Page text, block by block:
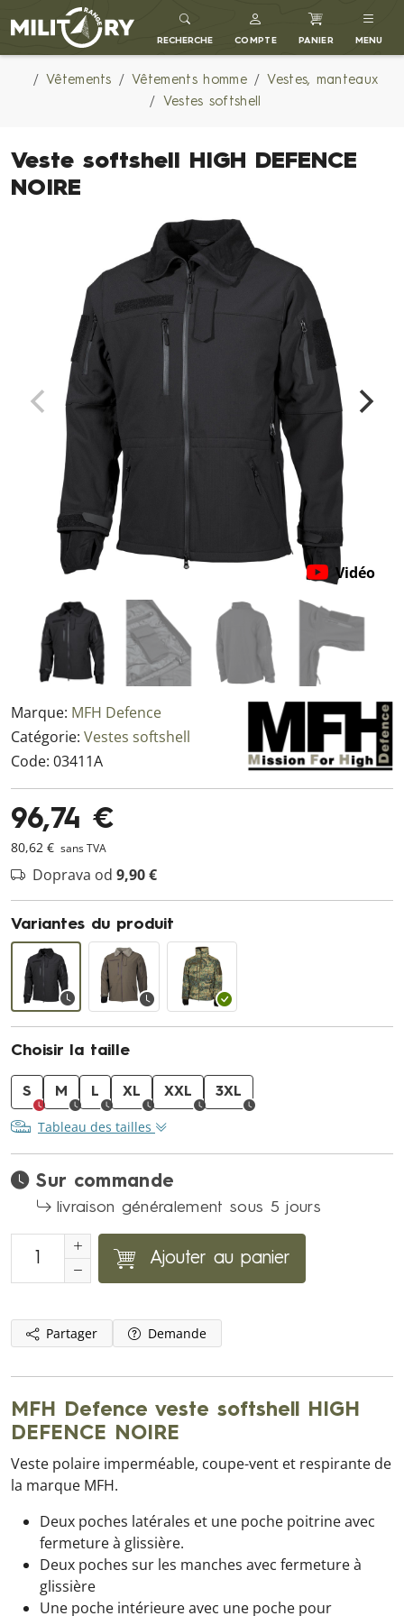
MILITARY RANGE FR
RECHERCHE COMPTE PANIER MENU
Vêtements Vêtements homme
Vestes, manteaux
Vestes softshell
Veste softshell HIGH DEFENCE
NOIRE
Vidéo
Marque: MFH Defence
Catégorie: Vestes softshell
Code: 03411A
96,74 €
80,62 € sans TVA
Doprava od 9,90 €
Variantes du produit
Choisir la taille
S M L XL XXL 3XL
Tableau des tailles
Sur commande
livraison généralement sous 5 jours
Ajouter au panier
Partager Demande
MFH Defence veste softshell HIGH
DEFENCE NOIRE
Veste polaire imperméable, coupe-vent et respirante de
la marque MFH.
Deux poches latérales et une poche poitrine avec
fermeture à glissière.
Deux poches sur les manches avec fermeture à
glissière
Une poche intérieure avec une poche pour